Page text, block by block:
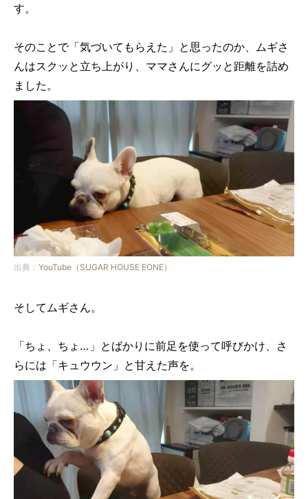
す。
そのことで「気づいてもらえた」と思ったのか、ムギさ
んはスクッと立ち上がり、ママさんにグッと距離を詰め
ました。
出典： YouTube（SUGAR HOUSE EONE）
そしてムギさん。
「ちょ、ちょ…」とばかりに前足を使って呼びかけ、さ
らには「キュウウン」と甘えた声を。